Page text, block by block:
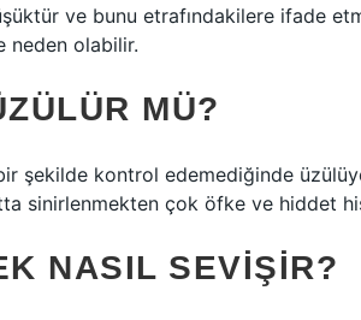
ve bunu etrafındakilere ifade
neden olabilir.
MÜ?
şekilde kontrol edemediğinde
sinirlenmekten çok öfke ve hiddet
NASIL SEVIŞIR?